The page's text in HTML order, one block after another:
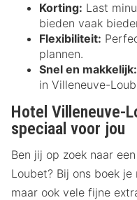
Korting: Last
bieden vaak
Flexibiliteit:
plannen.
Snel en makkelijk:
in Villeneuve-
Hotel Villeneuve-
speciaal voor jou
Ben jij op zoek naar
Loubet? Bij ons boek
maar ook vele fijne